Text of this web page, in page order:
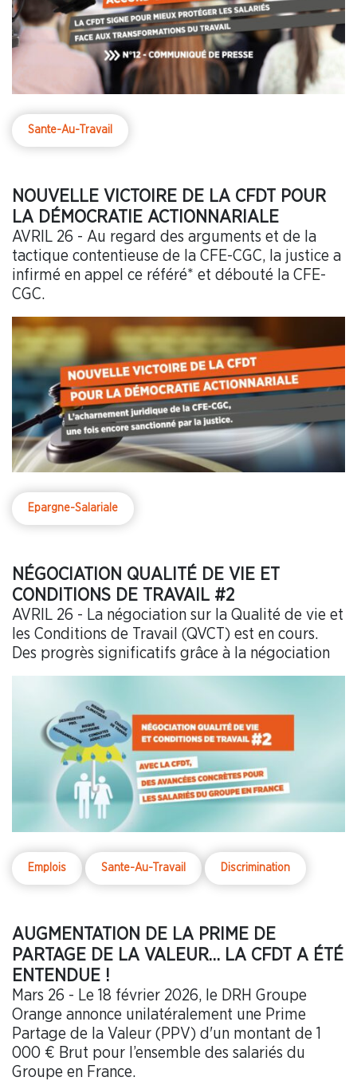
Sante-Au-Travail
NOUVELLE VICTOIRE DE LA CFDT POUR
LA DÉMOCRATIE ACTIONNARIALE
AVRIL 26 - Au regard des arguments et de la
tactique contentieuse de la CFE-CGC, la justice a
infirmé en appel ce référé* et débouté la CFE-
CGC.
Epargne-Salariale
NÉGOCIATION QUALITÉ DE VIE ET
CONDITIONS DE TRAVAIL #2
AVRIL 26 - La négociation sur la Qualité de vie et
les Conditions de Travail (QVCT) est en cours.
Des progrès significatifs grâce à la négociation
Emplois Sante-Au-Travail Discrimination
AUGMENTATION DE LA PRIME DE
PARTAGE DE LA VALEUR… LA CFDT A ÉTÉ
ENTENDUE !
Mars 26 - Le 18 février 2026, le DRH Groupe
Orange annonce unilatéralement une Prime
Partage de la Valeur (PPV) d'un montant de 1
000 € Brut pour l’ensemble des salariés du
Groupe en France.